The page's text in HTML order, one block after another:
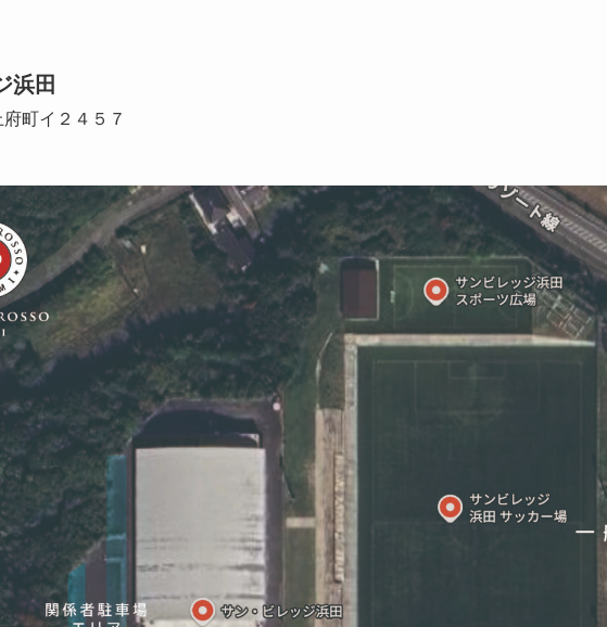
浜田
町イ２４５７